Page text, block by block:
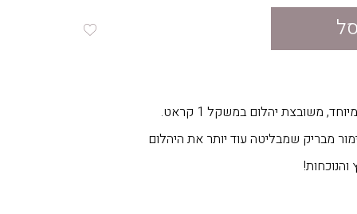
משובצת יהלום במשקל 1 קראט.
מבריק שמבליטה עוד יותר את היהלום